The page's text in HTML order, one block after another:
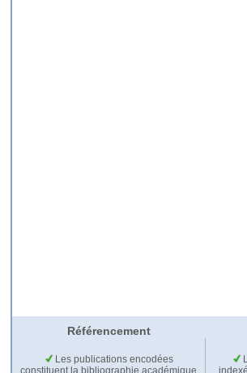
Référencement
Les publications encodées